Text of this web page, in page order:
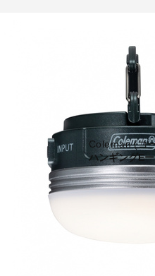
Coleman (コ
ハンギングE